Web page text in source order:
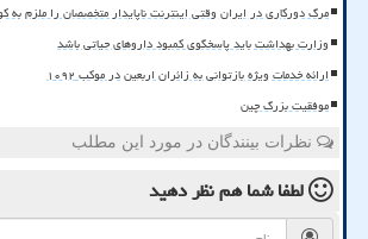
مرگ دورکاری در ایران وقتی اینترنت ناپایدار متخصصان را ملزم به
وزارت بهداشت باید پاسخگوی کمبود داروهای حیاتی باشد
ارائه خدمات ویژه بازتوانی به زائران اربعین در موکب ۱۰۹۲
موفقیت بزرگ چین
نظرات بینندگان در مورد این مطلب
لطفا شما همنظر دهید